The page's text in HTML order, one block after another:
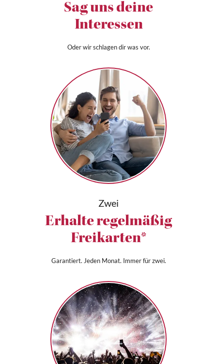
Sag uns deine
Interessen
Oder wir schlagen dir was vor.
Zwei
Erhalte regelmäßig
Freikarten*
Garantiert. Jeden Monat. Immer für zwei.